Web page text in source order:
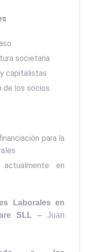
societaria
capitalistas
de los socios
para la
actualmente en
Laborales en
SLL – Juan